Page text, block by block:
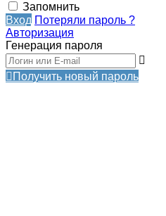
Запомнить
Вход Потеряли пароль ?
Авторизация
Генерация пароля
Получить новый пароль